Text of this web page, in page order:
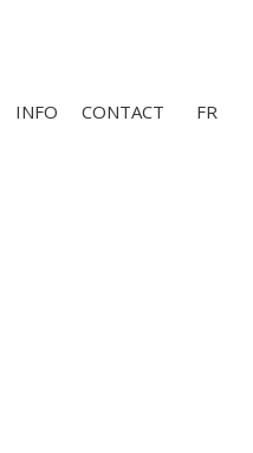
CONTACT
INFO FR